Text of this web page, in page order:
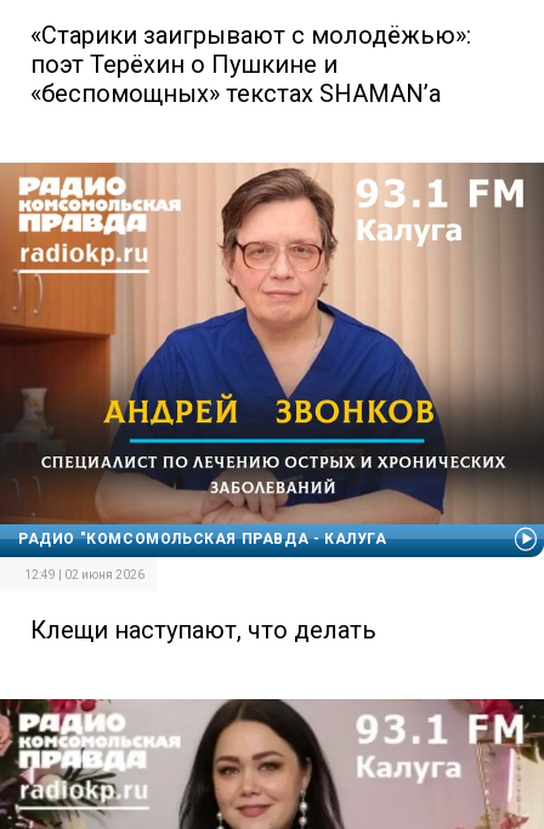
«Старики заигрывают с молодёжью»:
поэт Терёхин о Пушкине и
«беспомощных» текстах SHAMAN’а
РАДИО "КОМСОМОЛЬСКАЯ ПРАВДА - КАЛУГА
12:49 | 02 июня 2026
Клещи наступают, что делать